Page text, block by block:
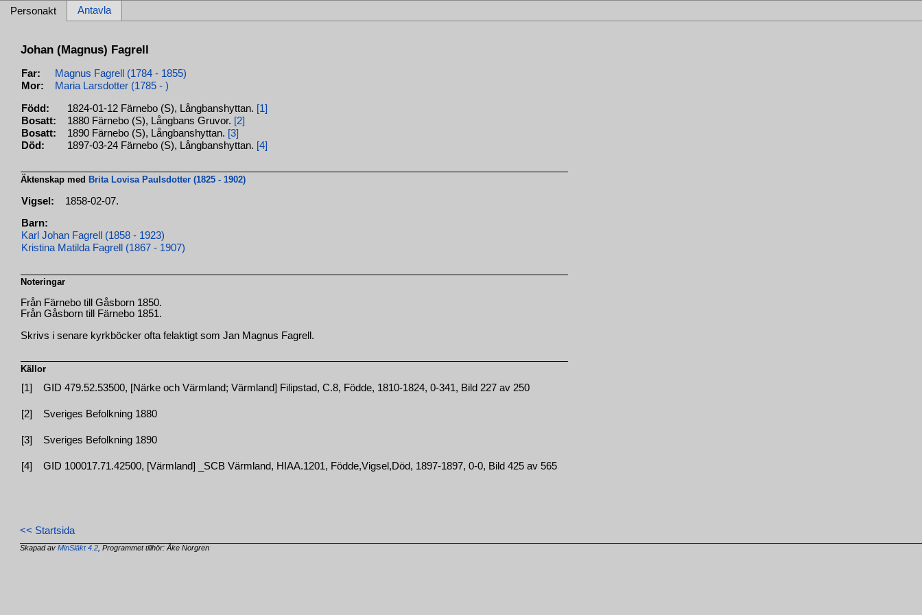
Personakt Antavla
Johan (Magnus) Fagrell
Far:
Magnus Fagrell (1784 - 1855)
Mor:
Maria Larsdotter (1785 - )
Född: 1824-01-12 Färnebo (S), Långbanshyttan. [1]
Bosatt:
1880 Färnebo (S), Långbans Gruvor. [2]
Bosatt:
1890 Färnebo (S), Långbanshyttan. [3]
Död:
1897-03-24 Färnebo (S), Långbanshyttan. [4]
Äktenskap med Brita Lovisa Paulsdotter (1825 - 1902)
Vigsel: 1858-02-07.
Barn:
Karl Johan Fagrell (1858 - 1923)
Kristina Matilda Fagrell (1867 - 1907)
Noteringar
Från Färnebo till Gåsborn 1850.
Från Gåsborn till Färnebo 1851.
Skrivs i senare kyrkböcker ofta felaktigt som Jan Magnus Fagrell.
Källor
[1] GID 479.52.53500, [Närke och Värmland; Värmland] Filipstad, C.8, Födde, 1810-1824, 0-341, Bild 227 av 250
[2] Sveriges Befolkning 1880
[3] Sveriges Befolkning 1890
[4] GID 100017.71.42500, [Värmland] _SCB Värmland, HIAA.1201, Födde,Vigsel,Död, 1897-1897, 0-0, Bild 425 av 565
<< Startsida
Skapad avMinSläkt 4.2 , Programmet tillhör: Åke Norgren